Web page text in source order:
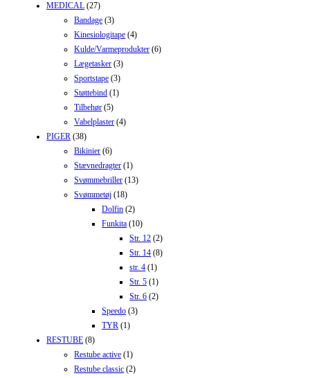
MEDICAL (27)
Bandage (3)
Kinesiologitape (4)
Kulde/Varmeprodukter (6)
Lægetasker (3)
Sportstape (3)
Støttebind (1)
Tilbehør (5)
Vabelplaster (4)
PIGER (38)
Bikinier (6)
Stævnedragter (1)
Svømmebriller (13)
Svømmetøj (18)
Dolfin (2)
Funkita (10)
Str. 12 (2)
Str. 14 (8)
str. 4 (1)
Str. 5 (1)
Str. 6 (2)
Speedo (3)
TYR (1)
RESTUBE (8)
Restube active (1)
Restube classic (2)